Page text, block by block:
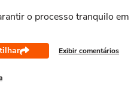
o processo tranquilo em
Exibir comentários